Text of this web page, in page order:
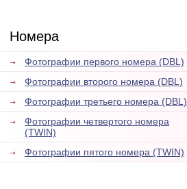
Номера
Фотографии первого номера (DBL)
Фотографии второго номера (DBL)
Фотографии третьего номера (DBL)
Фотографии четвертого номера
(TWIN)
Фотографии пятого номера (TWIN)